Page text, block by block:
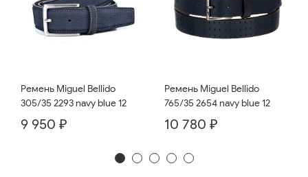
Ремень Miguel Bellido
305/35 2293 navy blue 12
9 950 ₽
Ремень Miguel Bellido
765/35 2654 navy blue 12
10 780 ₽